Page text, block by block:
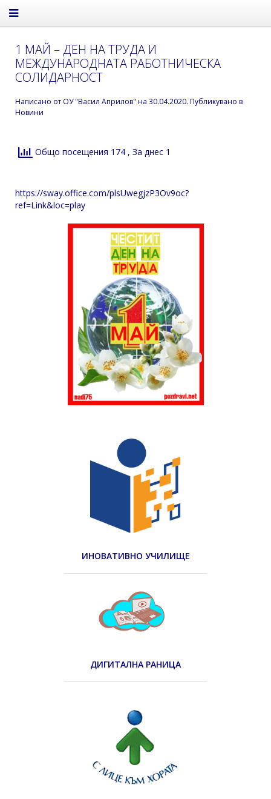
1 МАЙ – ДЕН НА ТРУДА И
МЕЖДУНАРОДНАТА РАБОТНИЧЕСКА
СОЛИДАРНОСТ
Написано от ОУ "Васил Априлов" на 30.04.2020. Публикувано в
Новини
Общо посещения 174 , За днес 1
https://sway.office.com/plsUwegjzP3Ov9oc?
ref=Link&loc=play
ИНОВАТИВНО УЧИЛИЩЕ
ДИГИТАЛНА РАНИЦА